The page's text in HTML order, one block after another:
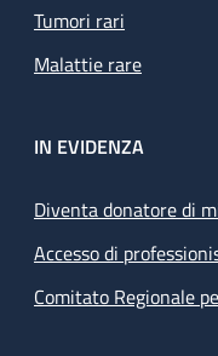
Tumori rari
Malattie rare
IN EVIDENZA
Diventa donatore di
Accesso di
Comitato Regionale